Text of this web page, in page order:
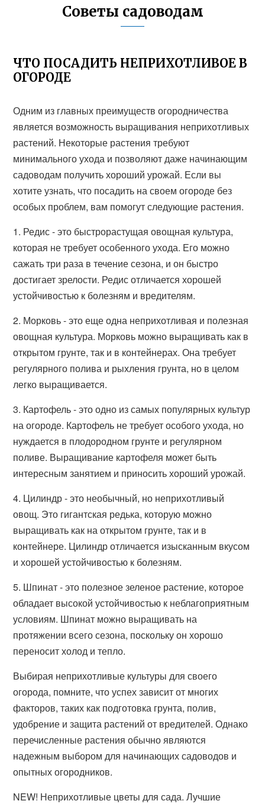
Советы садоводам
ЧТО ПОСАДИТЬ НЕПРИХОТЛИВОЕ В
ОГОРОДЕ
Одним из главных преимуществ огородничества
является возможность выращивания неприхотливых
растений. Некоторые растения требуют
минимального ухода и позволяют даже начинающим
садоводам получить хороший урожай. Если вы
хотите узнать, что посадить на своем огороде без
особых проблем, вам помогут следующие растения.
1. Редис - это быстрорастущая овощная культура,
которая не требует особенного ухода. Его можно
сажать три раза в течение сезона, и он быстро
достигает зрелости. Редис отличается хорошей
устойчивостью к болезням и вредителям.
2. Морковь - это еще одна неприхотливая и полезная
овощная культура. Морковь можно выращивать как в
открытом грунте, так и в контейнерах. Она требует
регулярного полива и рыхления грунта, но в целом
легко выращивается.
3. Картофель - это одно из самых популярных культур
на огороде. Картофель не требует особого ухода, но
нуждается в плодородном грунте и регулярном
поливе. Выращивание картофеля может быть
интересным занятием и приносить хороший урожай.
4. Цилиндр - это необычный, но неприхотливый
овощ. Это гигантская редька, которую можно
выращивать как на открытом грунте, так и в
контейнере. Цилиндр отличается изысканным вкусом
и хорошей устойчивостью к болезням.
5. Шпинат - это полезное зеленое растение, которое
обладает высокой устойчивостью к неблагоприятным
условиям. Шпинат можно выращивать на
протяжении всего сезона, поскольку он хорошо
переносит холод и тепло.
Выбирая неприхотливые культуры для своего
огорода, помните, что успех зависит от многих
факторов, таких как подготовка грунта, полив,
удобрение и защита растений от вредителей. Однако
перечисленные растения обычно являются
надежным выбором для начинающих садоводов и
опытных огородников.
NEW! Неприхотливые цветы для сада. Лучшие